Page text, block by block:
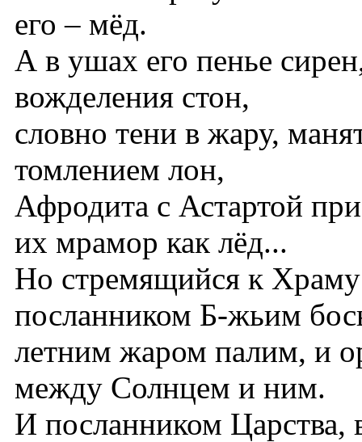
его – мёд.
А в ушах его пенье
вожделения стон,
словно тени в жару,
томлением лон,
Афродита с Астартой
их мрамор как лёд...
Но стремящийся к Храму
посланником Б-жьим
летним жаром палим, и
между Солнцем и ним.
И посланником Царства,